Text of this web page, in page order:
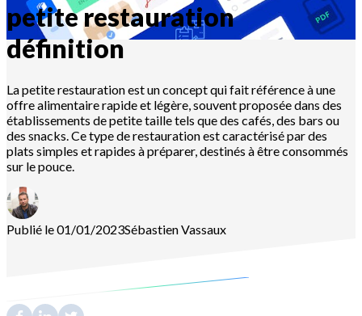
petite restauration
définition
La petite restauration est un concept qui fait référence à une
offre alimentaire rapide et légère, souvent proposée dans des
établissements de petite taille tels que des cafés, des bars ou
des snacks. Ce type de restauration est caractérisé par des
plats simples et rapides à préparer, destinés à être consommés
sur le pouce.
Publié le 01/01/2023SébastienVassaux